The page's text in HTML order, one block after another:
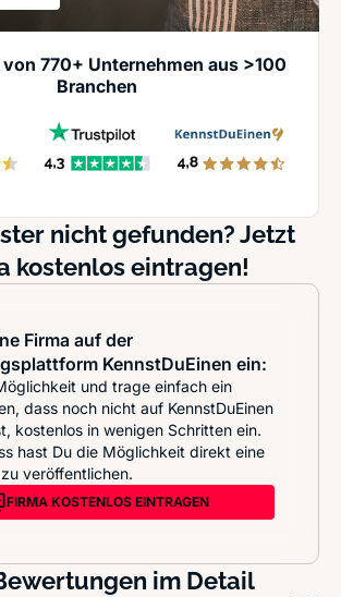
770+ Unternehmen aus >100
Branchen
nicht gefunden? Jetzt
kostenlos eintragen!
Firma auf der
KennstDuEinen ein:
und trage einfach ein
dass noch nicht auf KennstDuEinen
kostenlos in wenigen Schritten ein.
hast Du die Möglichkeit direkt eine
veröffentlichen.
FIRMA KOSTENLOS EINTRAGEN
im Detail